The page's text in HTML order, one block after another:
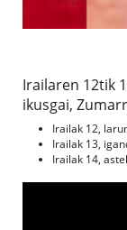
Irailaren 12tik
ikusgai,
Irailak 12,
Irailak 13,
Irailak 14,